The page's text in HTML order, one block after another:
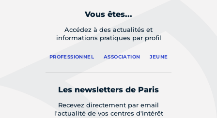
Vous êtes...
Accédez à des actualités et
informations pratiques par profil
PROFESSIONNEL ASSOCIATION JEUNE
Les newsletters de Paris
Recevez directement par email
l'actualité de vos centres d'intérêt